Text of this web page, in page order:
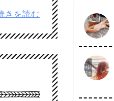
きを読む